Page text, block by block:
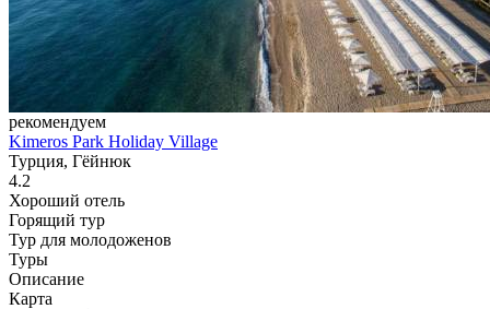
рекомендуем
Kimeros Park Holiday Village
Турция, Гёйнюк
4.2
Хороший отель
Горящий тур
Тур для молодоженов
Туры
Описание
Карта